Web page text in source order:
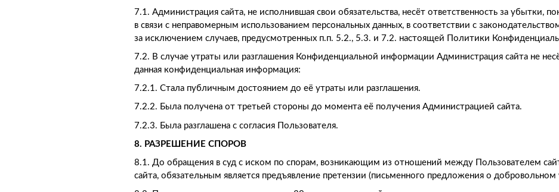
7.1. Администрация сайта, не исполнившая свои обязательства, несёт ответственность за убытки,
в связи с неправомерным использованием персональных данных, в соответствии с
за исключением случаев, предусмотренных п.п. 5.2., 5.3. и 7.2. настоящей Политики
7.2. В случае утраты или разглашения Конфиденциальной информации Администрация сайта не
данная конфиденциальная информация:
7.2.1. Стала публичным достоянием до её утраты или разглашения.
7.2.2. Была получена от третьей стороны до момента её получения Администрацией сайта.
7.2.3. Была разглашена с согласия Пользователя.
8. РАЗРЕШЕНИЕ СПОРОВ
8.1. До обращения в суд с иском по спорам, возникающим из отношений между Пользователем
сайта, обязательным является предъявление претензии (письменного предложения о добровольном